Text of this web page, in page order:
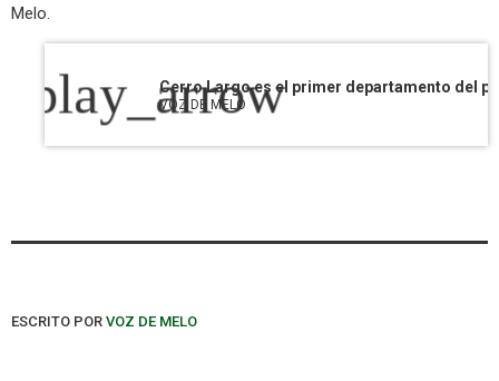
Melo.
play_arrow
VOZ DE MELO
ESCRITO POR VOZ DE MELO